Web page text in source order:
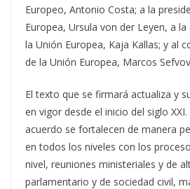
Europeo, Antonio Costa; a la
Europea, Ursula von der Leyen, a
la Unión Europea, Kaja Kallas; y al
de la Unión Europea, Marcos
El texto que se firmará actualiza y
en vigor desde el inicio del siglo
acuerdo se fortalecen de manera
en todos los niveles con los
nivel, reuniones ministeriales y de
parlamentario y de sociedad civil,